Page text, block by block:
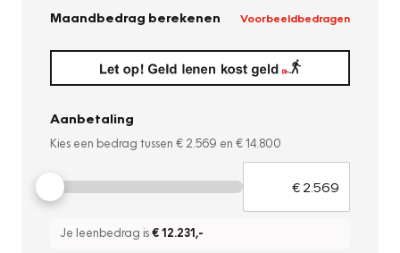
Maandbedrag berekenen Voorbeeldbedragen
Aanbetaling
Kies een bedrag tussen € 2.569 en € 14.800
Je leenbedrag is€ 12.231,-